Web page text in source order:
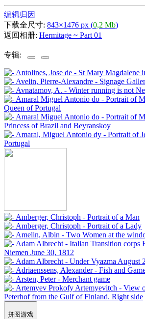
编辑归因
下载全尺寸: 843×1476 px (0,2 Mb)
返回相册: Hermitage ~ Part 01
专辑:
拼图游戏